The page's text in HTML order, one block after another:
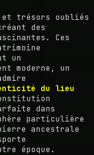
et trésors oubliés
des
Ces
un
moderne, un
du lieu
dans
particulière
ancestrale
époque.